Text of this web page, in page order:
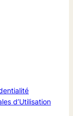
d’Utilisation